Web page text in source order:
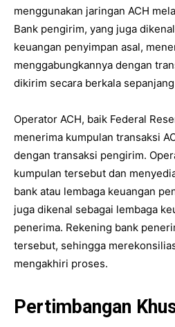
menggunakan jaringan ACH
Bank pengirim, yang juga
keuangan penyimpan asal,
menggabungkannya dengan
dikirim secara berkala
Operator ACH, baik Federal
menerima kumpulan transaksi
dengan transaksi pengirim.
kumpulan tersebut dan
bank atau lembaga keuangan
juga dikenal sebagai lembaga
penerima. Rekening bank
tersebut, sehingga
mengakhiri proses.
Pertimbangan